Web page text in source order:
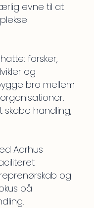
evne til at
forsker,
og
bro mellem
skabe handling,
Aarhus
og
på